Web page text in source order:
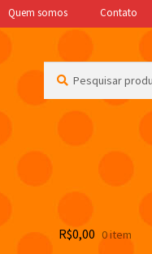
Quem somos Contato
por:
R$0,00 0 item